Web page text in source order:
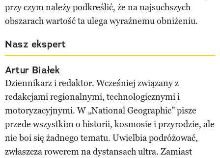
przy czym należy podkreślić, że na najsuchszych
obszarach wartość ta ulega wyraźnemu obniżeniu.
Nasz ekspert
Artur Białek
Dziennikarz i redaktor. Wcześniej związany z
redakcjami regionalnymi, technologicznymi i
motoryzacyjnymi. W „National Geographic” pisze
przede wszystkim o historii, kosmosie i przyrodzie, ale
nie boi się żadnego tematu. Uwielbia podróżować,
zwłaszcza rowerem na dystansach ultra. Zamiast